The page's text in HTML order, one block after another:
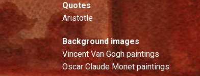
Quotes
Aristotle
Background images
Vincent Van Gogh paintings
Oscar Claude Monet paintings